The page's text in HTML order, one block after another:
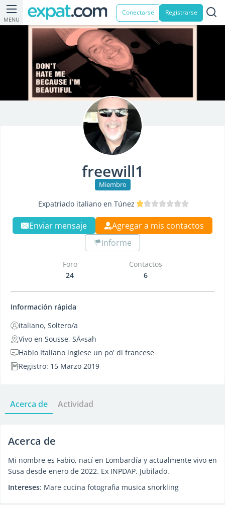
MENU
Conectarse Registrarse
freewill1
Miembro
Expatriado italiano en Túnez
Enviar mensaje
Agregar a mis contactos
Informe
Foro
24
Contactos
6
Información rápida
italiano, Soltero/a
Vivo en Sousse, SÅ«sah
Hablo Italiano inglese un po' di francese
Registro: 15 Marzo 2019
Acerca de Actividad
Acerca de
Mi nombre es Fabio, nací en Lombardía y actualmente vivo en
Susa desde enero de 2022. Ex INPDAP. Jubilado.
Intereses: Mare cucina fotografia musica snorkling